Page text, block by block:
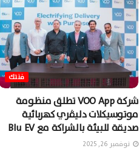
فنتك
شركة VOO App تطلق منظومة
موتوسيكلات دليڤري كهربائية
صديقة للبيئة بالشراكة مع Blu EV
نوفمبر 26, 2025